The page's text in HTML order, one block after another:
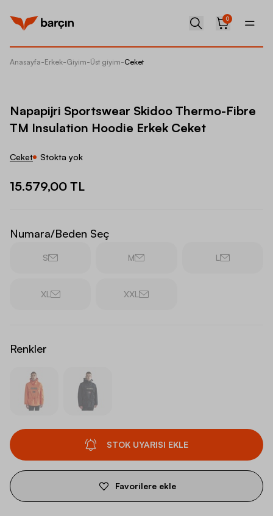
0
Anasayfa-Erkek-Giyim-Üst giyim-Ceket
Napapijri Sportswear Skidoo Thermo-Fibre
TM Insulation Hoodie Erkek Ceket
Ceket Stokta yok
15.579,00 TL
Numara/Beden Seç
S M L
XL XXL
Renkler
STOK UYARISI EKLE
Favorilere ekle